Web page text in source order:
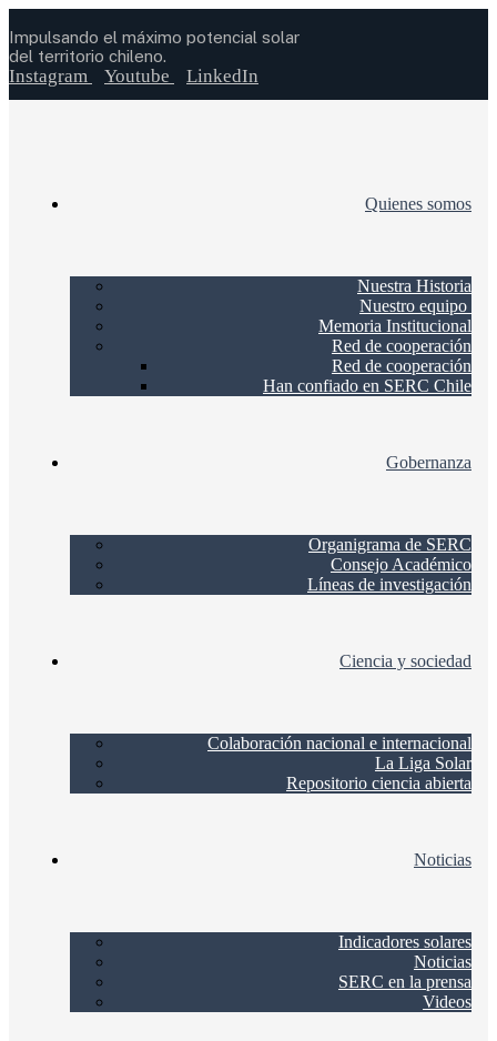
Impulsando el máximo potencial solar
del territorio chileno.
Instagram Youtube LinkedIn
Quienes somos
Nuestra Historia
Nuestro equipo
Memoria Institucional
Red de cooperación
Red de cooperación
Han confiado en SERC Chile
Gobernanza
Organigrama de SERC
Consejo Académico
Líneas de investigación
Ciencia y sociedad
Colaboración nacional e internacional
La Liga Solar
Repositorio ciencia abierta
Noticias
Indicadores solares
Noticias
SERC en la prensa
Videos